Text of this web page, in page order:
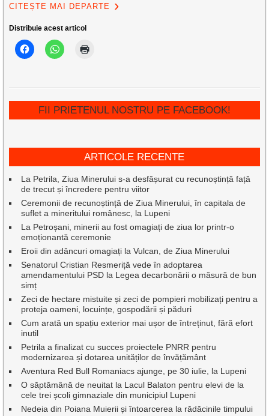
CITEȘTE MAI DEPARTE
Distribuie acest articol
FII PRIETENUL NOSTRU PE FACEBOOK!
ARTICOLE RECENTE
La Petrila, Ziua Minerului s-a desfășurat cu recunoștință față
de trecut și încredere pentru viitor
Ceremonii de recunoștință de Ziua Minerului, în capitala de
suflet a mineritului românesc, la Lupeni
La Petroșani, minerii au fost omagiați de ziua lor printr-o
emoționantă ceremonie
Eroii din adâncuri omagiați la Vulcan, de Ziua Minerului
Senatorul Cristian Resmeriță vede în adoptarea
amendamentului PSD la Legea decarbonării o măsură de bun
simț
Zeci de hectare mistuite și zeci de pompieri mobilizați pentru a
proteja oameni, locuințe, gospodării și păduri
Cum arată un spațiu exterior mai ușor de întreținut, fără efort
inutil
Petrila a finalizat cu succes proiectele PNRR pentru
modernizarea și dotarea unităților de învățământ
Aventura Red Bull Romaniacs ajunge, pe 30 iulie, la Lupeni
O săptămână de neuitat la Lacul Balaton pentru elevi de la
cele trei școli gimnaziale din municipiul Lupeni
Nedeia din Poiana Muierii și întoarcerea la rădăcinile timpului